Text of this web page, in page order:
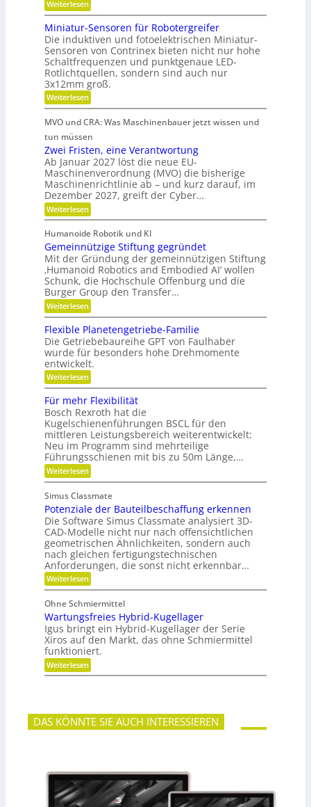
n
d
e
r
K
u
n
s
t
t
o
f
f
b
r
n
c
h
e
e
b
s
z
e
t
d
a
n
k
Ö
l
a
u
s
g
l
e
i
c
h
i
e
-
u
n
d
g
e
t
e
b
e
l
o
s
Weiterlesen:
R
o
b
u
s
t
e
u
n
d
s
i
h
e
r
R
o
u
t
e
g
e
n
e
r
a
t
i
o
n
Miniatur-Sensoren für Robotergreifer
Die induktiven und fotoelektrischen Miniatur-
Sensoren von Contrinex bieten nicht nur hohe
Schaltfrequenzen und punktgenaue LED-
Rotlichtquellen, sondern sind auch nur
3x12mm groß.
Weiterlesen:
M
n
i
t
u
r
-
S
e
n
s
o
r
e
n
f
ü
r
R
o
b
o
t
e
r
g
r
e
f
e
r
MVO und CRA: Was Maschinenbauer jetzt wissen und
tun müssen
Zwei Fristen, eine Verantwortung
Ab Januar 2027 löst die neue EU-
Maschinenverordnung (MVO) die bisherige
Maschinenrichtlinie ab – und kurz darauf, im
Dezember 2027, greift der Cyber…
Weiterlesen:
Z
e
i
F
r
i
s
t
e
n
,
e
i
n
e
V
e
a
n
t
w
o
r
t
u
n
Humanoide Robotik und KI
Gemeinnützige Stiftung gegründet
Mit der Gründung der gemeinnützigen Stiftung
‚Humanoid Robotics and Embodied AI‘ wollen
Schunk, die Hochschule Offenburg und die
Burger Group den Transfer…
Weiterlesen:
G
e
m
e
i
n
n
ü
z
i
g
e
S
t
i
f
t
n
g
g
e
g
r
ü
n
d
e
Flexible Planetengetriebe-Familie
Die Getriebebaureihe GPT von Faulhaber
wurde für besonders hohe Drehmomente
entwickelt.
Weiterlesen:
F
e
x
i
b
l
e
P
l
a
n
t
e
n
g
e
t
r
i
e
b
e
-
F
a
m
i
l
i
Für mehr Flexibilität
Bosch Rexroth hat die
Kugelschienenführungen BSCL für den
mittleren Leistungsbereich weiterentwickelt:
Neu im Programm sind mehrteilige
Führungsschienen mit bis zu 50m Länge,…
Weiterlesen:
F
r
m
e
h
r
F
l
e
x
i
i
l
i
t
ä
t
Simus Classmate
Potenziale der Bauteilbeschaffung erkennen
Die Software Simus Classmate analysiert 3D-
CAD-Modelle nicht nur nach offensichtlichen
geometrischen Ähnlichkeiten, sondern auch
nach gleichen fertigungstechnischen
Anforderungen, die sonst nicht erkennbar…
Weiterlesen:
P
t
e
n
z
i
a
l
e
B
a
l
b
Ohne Schmiermittel
Wartungsfreies Hybrid-Kugellager
Igus bringt ein Hybrid-Kugellager der Serie
Xiros auf den Markt, das ohne Schmiermittel
funktioniert.
Weiterlesen:
W
u
n
g
e
i
DAS KÖNNTE SIE AUCH INTERESSIEREN